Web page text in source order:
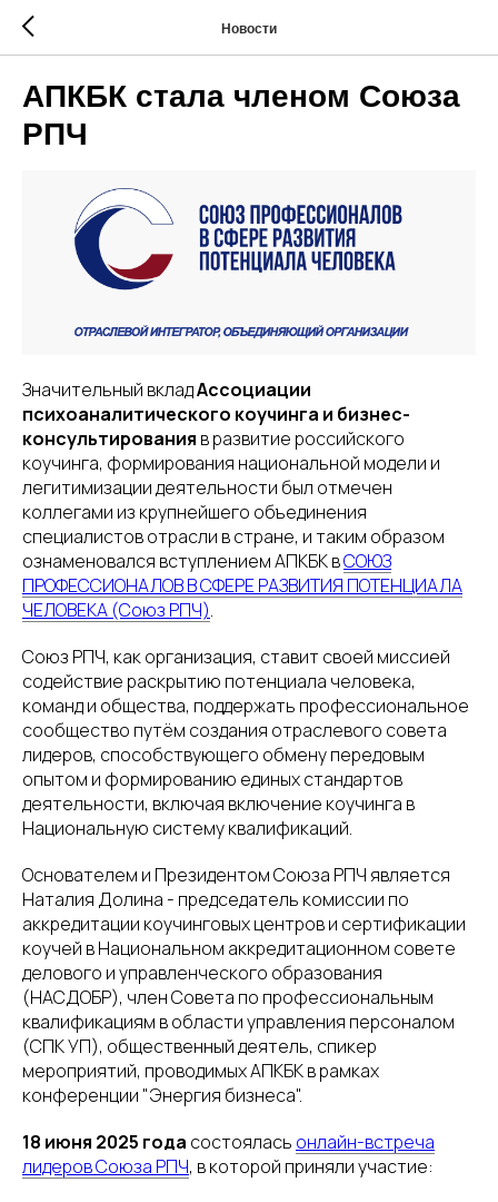
Новости
АПКБК стала членом Союза
РПЧ
Значительный вкладАссоциации
психоаналитического коучинга и бизнес-
консультирования в развитие российского
коучинга, формирования национальной модели и
легитимизации деятельности был отмечен
коллегами из крупнейшего объединения
специалистов отрасли в стране, и таким образом
ознаменовался вступлением АПКБК вСОЮЗ
ПРОФЕССИОНАЛОВ В СФЕРЕ РАЗВИТИЯ ПОТЕНЦИАЛА
ЧЕЛОВЕКА (Союз РПЧ).
Союз РПЧ, как организация, ставит своей миссией
содействие раскрытию потенциала человека,
команд и общества, поддержать профессиональное
сообщество путём создания отраслевого совета
лидеров, способствующего обмену передовым
опытом и формированию единых стандартов
деятельности, включая включение коучинга в
Национальную систему квалификаций.
Основателем и Президентом Союза РПЧ является
Наталия Долина - председатель комиссии по
аккредитации коучинговых центров и сертификации
коучей в Национальном аккредитационном совете
делового и управленческого образования
(НАСДОБР), член Совета по профессиональным
квалификациям в области управления персоналом
(СПК УП), общественный деятель, спикер
мероприятий, проводимых АПКБК в рамках
конференции "Энергия бизнеса".
18 июня 2025 года состоялась онлайн-встреча
лидеров Союза РПЧ, в которой приняли участие: